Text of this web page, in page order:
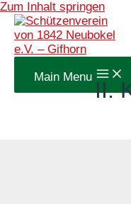
Zum Inhalt springen
Main Menu
II.